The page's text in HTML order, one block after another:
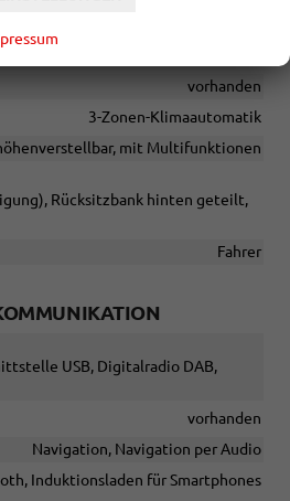
vorhanden
3-Zonen-Klimaautomatik
mit Multifunktionen
Rücksitzbank hinten geteilt,
Fahrer
USB, Digitalradio DAB,
vorhanden
Navigation, Navigation per Audio
Induktionsladen für Smartphones